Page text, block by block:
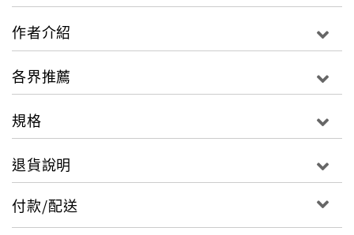
丈夫，憑著寄來支票的信封地址，與凱西恩卡帶著一只
本就不願離開波蘭，她們在考文垂（Coventry）落腳的
歲的凱西恩卡硬是被分到較低年級，男同學對她投射異
樣眼光，女同學排擠她，成為格格不入的邊緣人。回到
家也無法得到溫暖，母親一有空就在街上繞了又繞尋找
父親的身影。凱希恩卡非常寂寞。只有游泳是她堅持的
事，她在水裡釋放能量，像鬥士一樣踢水。直到某個特
別的男孩威廉游進了她的生命，凱希恩卡才逐漸發現，
作者介紹
各界推薦
規格
退貨說明
付款/配送